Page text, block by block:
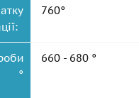
760°
°
660 - 680 °